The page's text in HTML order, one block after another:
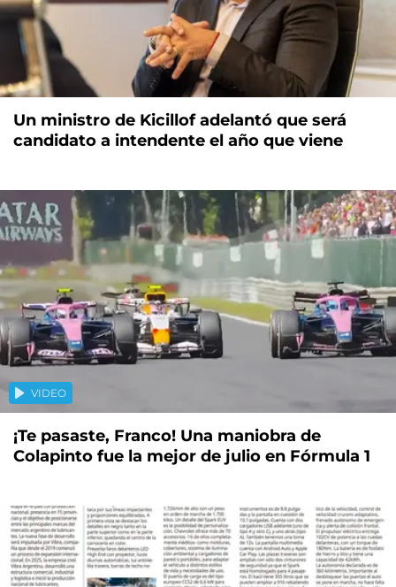
Un ministro de Kicillof adelantó que será
candidato a intendente el año que viene
VIDEO
¡Te pasaste, Franco! Una maniobra de
Colapinto fue la mejor de julio en Fórmula 1